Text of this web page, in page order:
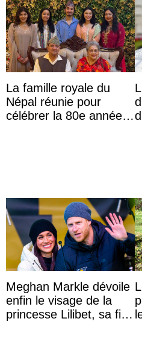
La famille royale du
Népal réunie pour
célébrer la 80e année
Meghan Markle dévoile
enfin le visage de la
princesse Lilibet, sa fille